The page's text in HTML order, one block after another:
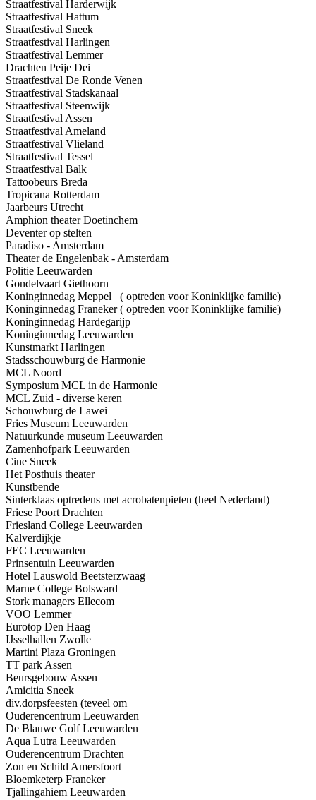
Straatfestival Harderwijk
Straatfestival Hattum
Straatfestival Sneek
Straatfestival Harlingen
Straatfestival Lemmer
Drachten Peije Dei
Straatfestival De Ronde Venen
Straatfestival Stadskanaal
Straatfestival Steenwijk
Straatfestival Assen
Straatfestival Ameland
Straatfestival Vlieland
Straatfestival Tessel
Straatfestival Balk
Tattoobeurs Breda
Tropicana Rotterdam
Jaarbeurs Utrecht
Amphion theater Doetinchem
Deventer op stelten
Paradiso - Amsterdam
Theater de Engelenbak - Amsterdam
Politie Leeuwarden
Gondelvaart Giethoorn
Koninginnedag Meppel ( optreden voor Koninklijke familie)
Koninginnedag Franeker ( optreden voor Koninklijke familie)
Koninginnedag Hardegarijp
Koninginnedag Leeuwarden
Kunstmarkt Harlingen
Stadsschouwburg de Harmonie
MCL Noord
Symposium MCL in de Harmonie
MCL Zuid - diverse keren
Schouwburg de Lawei
Fries Museum Leeuwarden
Natuurkunde museum Leeuwarden
Zamenhofpark Leeuwarden
Cine Sneek
Het Posthuis theater
Kunstbende
Sinterklaas optredens met acrobatenpieten (heel Nederland)
Friese Poort Drachten
Friesland College Leeuwarden
Kalverdijkje
FEC Leeuwarden
Prinsentuin Leeuwarden
Hotel Lauswold Beetsterzwaag
Marne College Bolsward
Stork managers Ellecom
VOO Lemmer
Eurotop Den Haag
IJsselhallen Zwolle
Martini Plaza Groningen
TT park Assen
Beursgebouw Assen
Amicitia Sneek
div.dorpsfeesten (teveel om
Ouderencentrum Leeuwarden
De Blauwe Golf Leeuwarden
Aqua Lutra Leeuwarden
Ouderencentrum Drachten
Zon en Schild Amersfoort
Bloemketerp Franeker
Tjallingahiem Leeuwarden